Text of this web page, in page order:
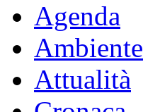
Agenda
Ambiente
Attualità